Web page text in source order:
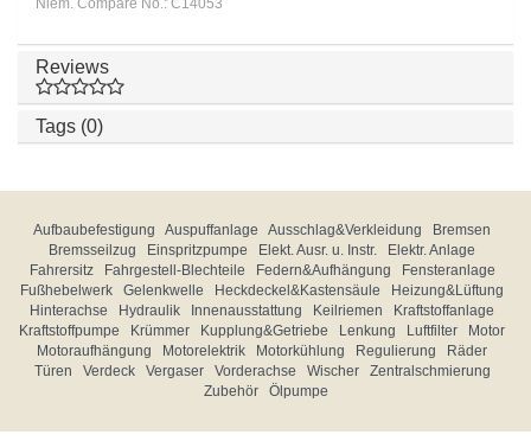
Niem. Compare No.: C14053
Reviews
Tags (0)
Aufbaubefestigung Auspuffanlage Ausschlag&Verkleidung
Bremsen
Bremsseilzug
Einspritzpumpe Elekt. Ausr. u. Instr.
Elektr. Anlage
Fahrersitz
Fahrgestell-Blechteile Federn&Aufhängung
Fensteranlage
Fußhebelwerk
Gelenkwelle Heckdeckel&Kastensäule
Heizung&Lüftung
Hinterachse
Hydraulik Innenausstattung Keilriemen
Kraftstoffanlage
Kraftstoffpumpe
Krümmer Kupplung&Getriebe Lenkung Luftfilter
Motor
Motoraufhängung
Motorelektrik Motorkühlung Regulierung
Räder
Türen
Verdeck Vergaser Vorderachse Wischer
Zentralschmierung
Zubehör
Ölpumpe